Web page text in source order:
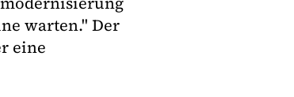
warten." Der
eine